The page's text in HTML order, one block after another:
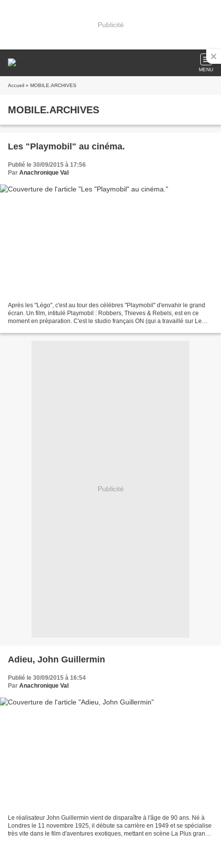
Publicité
MENU
Accueil » MOBILE.ARCHIVES
MOBILE.ARCHIVES
Les "Playmobil" au cinéma.
Publié le 30/09/2015 à 17:56
Par Anachronique Val
Après les "Légo", c'est au tour des célèbres "Playmobil" d'envahir le grand
écran. Un film, intitulé Playmobil : Robbers, Thieves & Rebels, est en ce
moment en préparation. C'est le studio français ON (qui a travaillé sur Le
Publicité
Adieu, John Guillermin
Publié le 30/09/2015 à 16:54
Par Anachronique Val
Le réalisateur John Guillermin vient de disparaître à l'âge de 90 ans. Né à
Londres le 11 novembre 1925, il débute sa carrière en 1949 et se spécialise
très vite dans le film d'aventures exotiques, mettant en scène La Plus grande